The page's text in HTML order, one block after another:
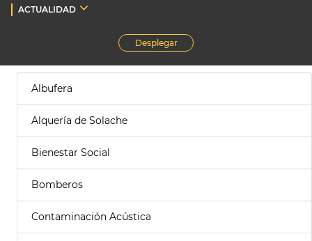
ACTUALIDAD
Desplegar
Albufera
Alquería de Solache
Bienestar Social
Bomberos
Contaminación Acústica